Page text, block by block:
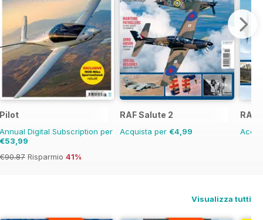
Pilot
Annual Digital Subscription per
€53,99
€90.87 Risparmio 41%
RAF Salute 2
Acquista per €4,99
RAF
Visualizza tutti